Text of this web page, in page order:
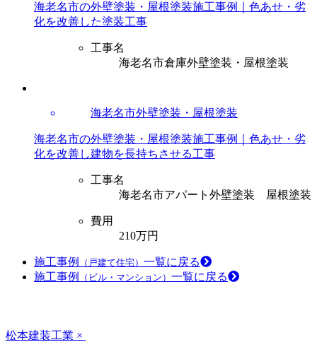
海老名市の外壁塗装・屋根塗装施工事例｜色あせ・劣
化を改善した塗装工事
工事名
海老名市倉庫外壁塗装・屋根塗装
海老名市外壁塗装・屋根塗装
海老名市の外壁塗装・屋根塗装施工事例｜色あせ・劣
化を改善し建物を長持ちさせる工事
工事名
海老名市アパート外壁塗装 屋根塗装
費用
210万円
施工事例 （戸建て住宅） 一覧に戻る
施工事例
（ビル・マンション） 一覧に戻る
松本建装工業 ×